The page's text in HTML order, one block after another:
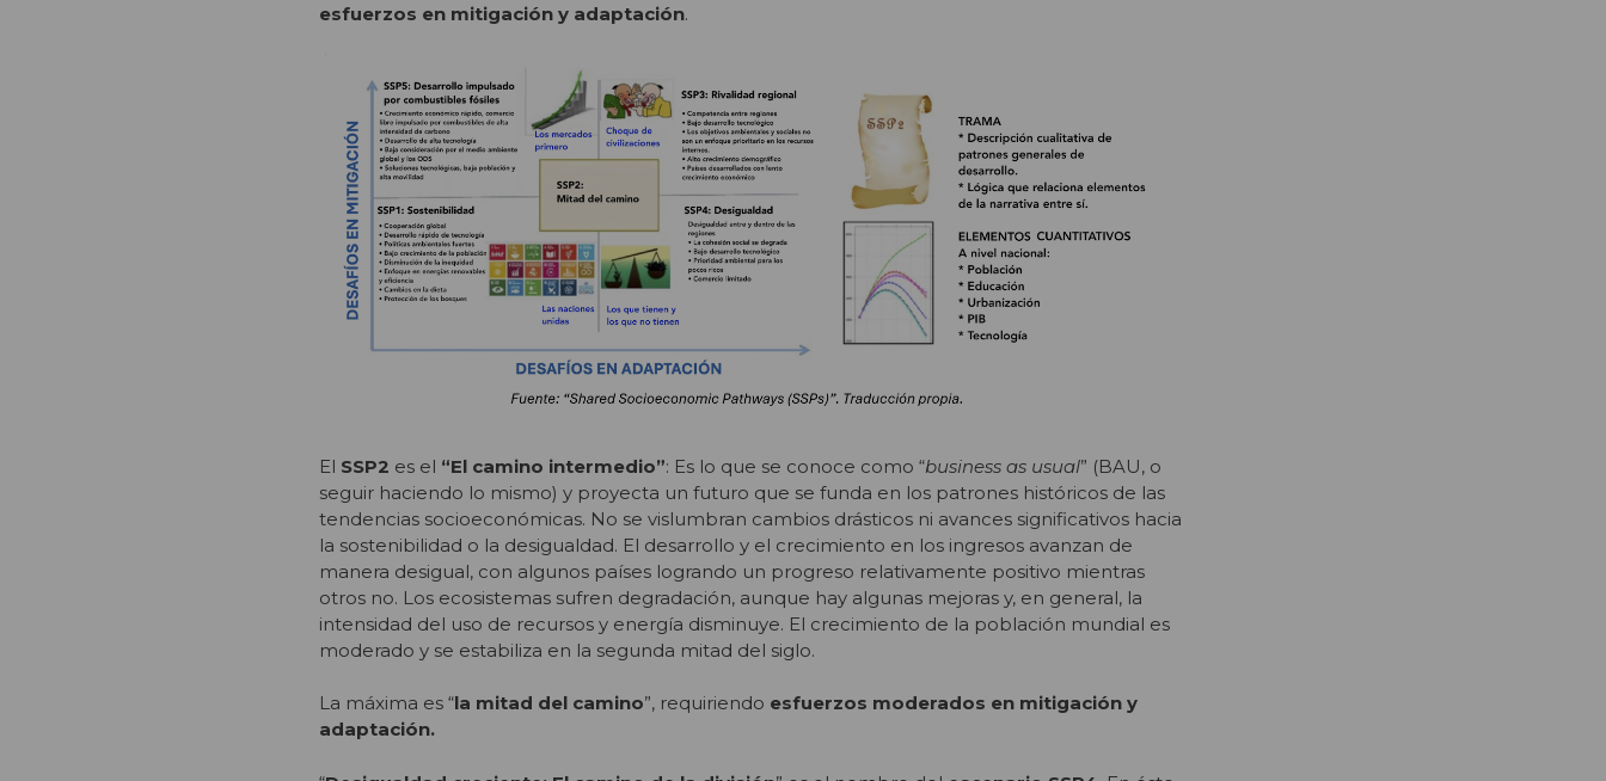
esfuerzos en mitigación y adaptación.
El SSP2 es el “El camino intermedio”: Es lo que se conoce como “business as usual” (BAU, o
seguir haciendo lo mismo) y proyecta un futuro que se funda en los patrones históricos de las
tendencias socioeconómicas. No se vislumbran cambios drásticos ni avances significativos hacia
la sostenibilidad o la desigualdad. El desarrollo y el crecimiento en los ingresos avanzan de
manera desigual, con algunos países logrando un progreso relativamente positivo mientras
otros no. Los ecosistemas sufren degradación, aunque hay algunas mejoras y, en general, la
intensidad del uso de recursos y energía disminuye. El crecimiento de la población mundial es
moderado y se estabiliza en la segunda mitad del siglo.
La máxima es “la mitad del camino”, requiriendo esfuerzos moderados en mitigación y
adaptación.